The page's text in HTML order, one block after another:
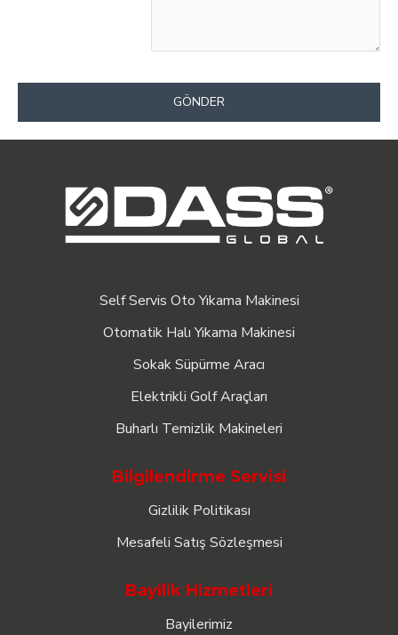
GÖNDER
Self Servis Oto Yıkama Makinesi
Otomatik Halı Yıkama Makinesi
Sokak Süpürme Aracı
Elektrikli Golf Araçları
Buharlı Temizlik Makineleri
Bilgilendirme Servisi
Gizlilik Politikası
Mesafeli Satış Sözleşmesi
Bayilik Hizmetleri
Bayilerimiz